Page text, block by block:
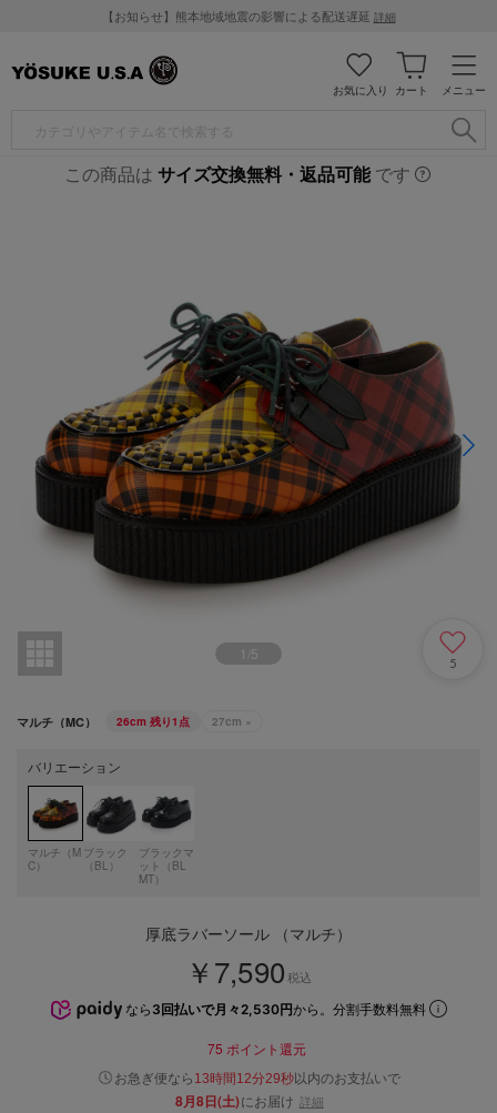
【お知らせ】熊本地域地震の影響による配送遅延 詳細
メニュー
カート
お気に入り
この商品は サイズ交換無料・返品可能です
1 5
5
マルチ（MC） 26cm 残り1点 27cm ×
バリエーション
マルチ（M
C）
ブラック
（BL）
ブラックマ
ット（BL
MT）
厚底ラバーソール （マルチ）
￥7,590 税込
なら 3回払いで月々2,530円から。分割手数料無料
75 ポイント還元
お急ぎ便なら 13時間12分28秒以内のお支払いで
8月8日(土)にお届け 詳細